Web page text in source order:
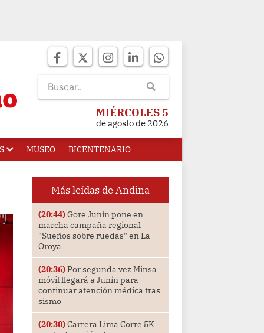
MIÉRCOLES 5
de agosto de 2026
MUSEO BICENTENARIO
Más leídas de Andina
(20:44)Gore Junín pone en
marcha campaña regional
"Sueños sobre ruedas" en La
Oroya
(20:36)Por segunda vez Minsa
móvil llegará a Junín para
continuar atención médica tras
sismo
(20:30)Carrera Lima Corre 5K